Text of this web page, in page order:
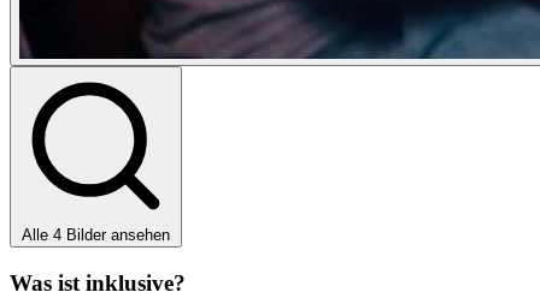
Alle 4 Bilder ansehen
Was ist inklusive?